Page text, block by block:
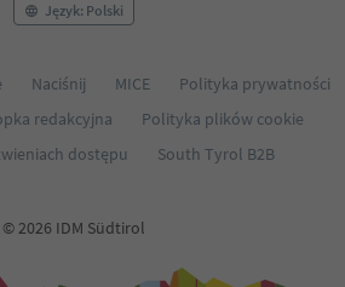
Język: Polski
Naciśnij MICE
Polityka prywatności
redakcyjna
Polityka plików cookie
dostępu South Tyrol B2B
© 2026 IDM Südtirol